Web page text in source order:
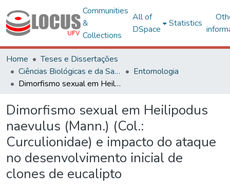
Communities
&
Collections
All of
DSpace
Statistics
Home
Teses e Dissertações
Ciências Biológicas e da Saúde
Entomologia
Dimorfismo sexual em Heilipodus naevulus (Mann.) (Col.: Curculionidae) e impacto do ataque no desenvolvimento inicial de clones de eucalipto
Dimorfismo sexual em Heilipodus
naevulus (Mann.) (Col.:
Curculionidae) e impacto do ataque
no desenvolvimento inicial de
clones de eucalipto